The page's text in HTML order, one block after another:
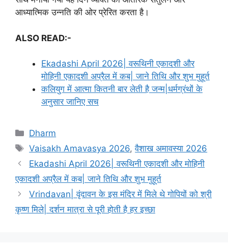
आध्यात्मिक उन्नति की ओर प्रेरित करता है।
ALSO READ:-
Ekadashi April 2026| वरूथिनी एकादशी और
मोहिनी एकादशी अप्रैल में कब| जाने तिथि और शुभ मुहूर्त
कलियुग में आत्मा कितनी बार लेती है जन्म|धर्मग्रंथों के
अनुसार जानिए सच
C
a
e
g
o
r
Dharm
T
a
s
Vaisakh Amavasya 2026,वैशाख अमावस्या 2026
Ekadashi April 2026| वरूथिनी एकादशी और मोहिनी
एकादशी अप्रैल में कब| जाने तिथि और शुभ मुहूर्त
Vrindavan| वृंदावन के इस मंदिर में मिले थे गोपियों को श्री
कृष्ण मिले| दर्शन मात्रा से पूरी होती है हर इच्छा